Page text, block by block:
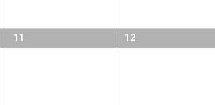
11 12